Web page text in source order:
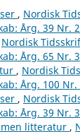
, Nordisk
Årg. 39 Nr.
Nordisk
Årg. 65 Nr.
, Nordisk
Årg. 100 Nr.
, Nordisk
Årg. 39 Nr.
litteratur ,